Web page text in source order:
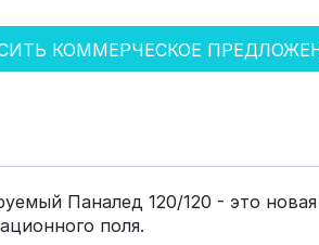
КОММЕРЧЕСКОЕ
Паналед 120/120 - это
поля.